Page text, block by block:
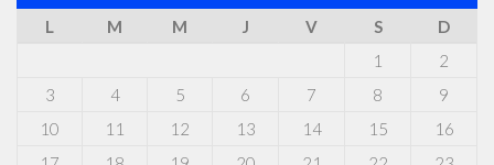
L
M M J V S
D
1
2
3
4 5 6 7 8
9
10
11 12 13 14 15
16